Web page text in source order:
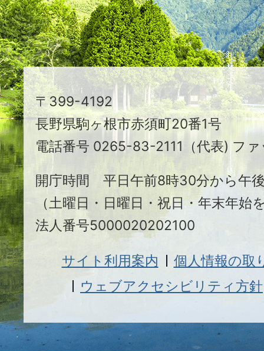
る
ま
ち
駒
ヶ
根
市
〒399-4192
長野県駒ヶ根市赤須町20番1号
電話番号 0265-83-2111（代表) フ
開庁時間 平日午前8時30分から午
（土曜日・日曜日・祝日・年末年始
法人番号5000020202100
サイト利用案内
個人情報の取
ウェブアクセシビリティ方針